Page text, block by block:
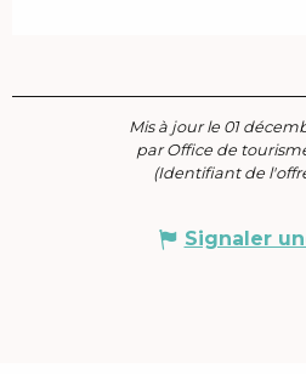
Mis à jour le 01
par Office de
(Identifiant de
Signaler